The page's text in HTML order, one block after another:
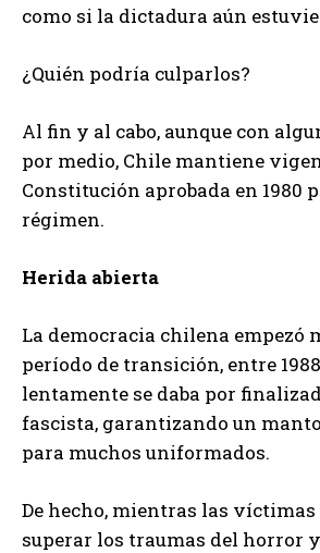
como si la dictadura aún
¿Quién podría culparlos?
Al fin y al cabo, aunque con
por medio, Chile mantiene
Constitución aprobada en 1980
régimen.
Herida abierta
La democracia chilena empezó
período de transición, entre
lentamente se daba por
fascista, garantizando un
para muchos uniformados.
De hecho, mientras las
superar los traumas del horror y